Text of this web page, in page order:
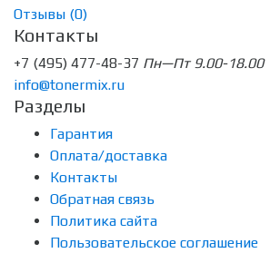
Отзывы (0)
Контакты
+7 (495) 477-48-37 Пн—Пт 9.00-18.00
info@tonermix.ru
Разделы
Гарантия
Оплата/доставка
Контакты
Обратная связь
Политика сайта
Пользовательское соглашение